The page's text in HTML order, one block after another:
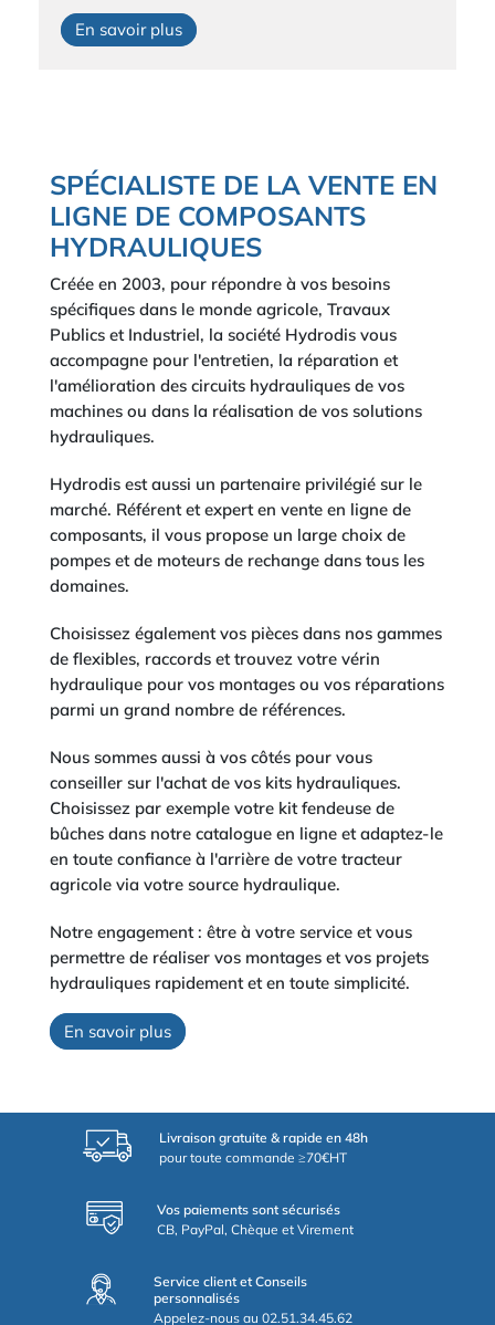
En savoir plus
SPÉCIALISTE DE LA VENTE EN
LIGNE DE COMPOSANTS
HYDRAULIQUES
Créée en 2003, pour répondre à vos besoins
spécifiques dans le monde agricole, Travaux
Publics et Industriel, la société Hydrodis vous
accompagne pour l'entretien, la réparation et
l'amélioration des circuits hydrauliques de vos
machines ou dans la réalisation de vos solutions
hydrauliques.
Hydrodis est aussi un partenaire privilégié sur le
marché. Référent et expert en vente en ligne de
composants, il vous propose un large choix de
pompes et de moteurs de rechange dans tous les
domaines.
Choisissez également vos pièces dans nos gammes
de flexibles, raccords et trouvez votre vérin
hydraulique pour vos montages ou vos réparations
parmi un grand nombre de références.
Nous sommes aussi à vos côtés pour vous
conseiller sur l'achat de vos kits hydrauliques.
Choisissez par exemple votre kit fendeuse de
bûches dans notre catalogue en ligne et adaptez-le
en toute confiance à l'arrière de votre tracteur
agricole via votre source hydraulique.
Notre engagement : être à votre service et vous
permettre de réaliser vos montages et vos projets
hydrauliques rapidement et en toute simplicité.
En savoir plus
Livraison gratuite & rapide en 48h
pour toute commande ≥70€HT
Vos paiements sont sécurisés
CB, PayPal, Chèque et Virement
Service client et Conseils
personnalisés
Appelez-nous au 02.51.34.45.62